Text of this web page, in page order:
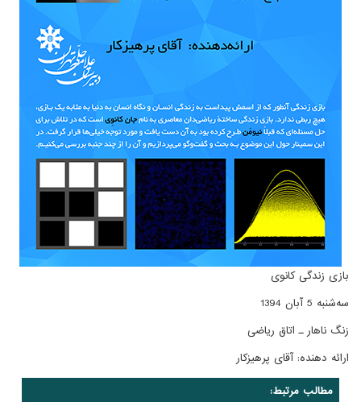
بازی زندگی کانوی
سه‌شنبه 5 آبان 1394
زنگ ناهار ـ اتاق ریاضی
ارائه دهنده: آقای پرهیزکار
مطالب مرتبط: